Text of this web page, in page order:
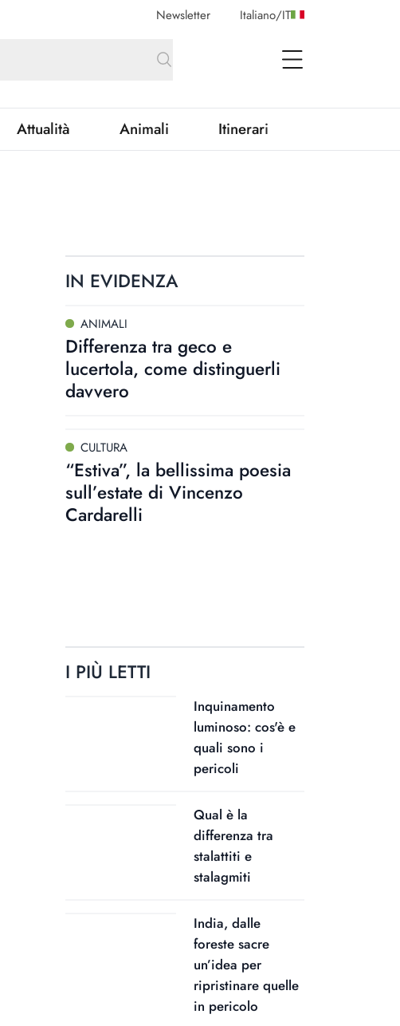
Newsletter Italiano/IT
open Menu
Attualità Animali Itinerari
IN EVIDENZA
ANIMALI
Differenza tra geco e
lucertola, come distinguerli
davvero
CULTURA
“Estiva”, la bellissima poesia
sull’estate di Vincenzo
Cardarelli
I PIÙ LETTI
Inquinamento
luminoso: cos'è e
quali sono i
pericoli
Qual è la
differenza tra
stalattiti e
stalagmiti
India, dalle
foreste sacre
un’idea per
ripristinare quelle
in pericolo